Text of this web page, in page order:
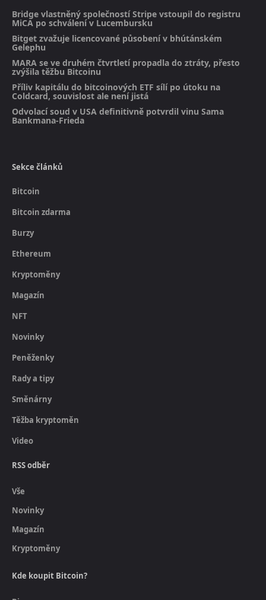
Bridge vlastněný společností Stripe vstoupil do registru
MiCA po schválení v Lucembursku
Bitget zvažuje licencované působení v bhútánském
Gelephu
MARA se ve druhém čtvrtletí propadla do ztráty, přesto
zvýšila těžbu Bitcoinu
Příliv kapitálu do bitcoinových ETF sílí po útoku na
Coldcard, souvislost ale není jistá
Odvolací soud v USA definitivně potvrdil vinu Sama
Bankmana-Frieda
Sekce článků
Bitcoin
Bitcoin zdarma
Burzy
Ethereum
Kryptoměny
Magazín
NFT
Novinky
Peněženky
Rady a tipy
Směnárny
Těžba kryptoměn
Video
RSS odběr
Vše
Novinky
Magazín
Kryptoměny
Kde koupit Bitcoin?